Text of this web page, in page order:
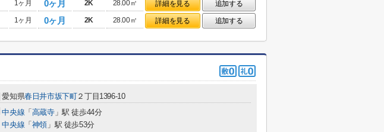
1ヶ月 0ヶ月 2K 28.00㎡ 詳細を見る
追加する
1ヶ月 0ヶ月 2K 28.00㎡ 詳細を見る 追加する
愛知県春日井市坂下町２丁目1396-10
中央線 「 高蔵寺」駅 徒歩44分
中央線 「 神領 」駅 徒歩53分